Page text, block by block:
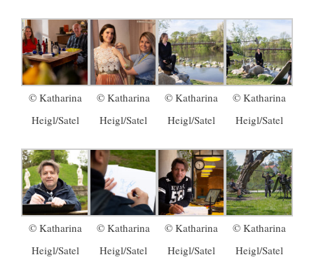
© Katharina
Heigl/Satel
© Katharina
Heigl/Satel
© Katharina
Heigl/Satel
© Katharina
Heigl/Satel
© Katharina
Heigl/Satel
© Katharina
Heigl/Satel
© Katharina
Heigl/Satel
© Katharina
Heigl/Satel